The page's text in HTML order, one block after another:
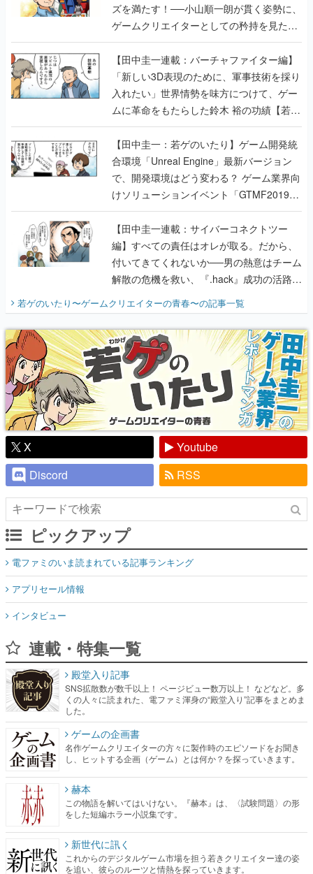
ズを満たす！──小山順一朗が貫く姿勢に、
ゲームクリエイターとしての矜持を見た
【若ゲのいたり最終回】
【田中圭一連載：バーチャファイター編】
「新しい3D表現のために、軍事技術を採り
入れたい」世界情勢を味方につけて、ゲー
ムに革命をもたらした鈴木 裕の功績【若ゲ
のいたり】
【田中圭一：若ゲのいたり】ゲーム開発統
合環境「Unreal Engine」最新バージョン
で、開発環境はどう変わる？ ゲーム業界向
けソリューションイベント「GTMF2019」
に行って、より理解を深めよう【PR】
【田中圭一連載：サイバーコネクトツー
編】すべての責任はオレが取る。だから、
付いてきてくれないか──男の熱意はチーム
解散の危機を救い、『.hack』成功の活路を
『少年ジャンプ』色だった【若ゲのいた
り】
若ゲのいたり〜ゲームクリエイターの青春〜の記事一覧
X
Youtube
Discord
RSS
ピックアップ
電ファミのいま読まれている記事ランキング
アプリセール情報
インタビュー
連載・特集一覧
殿堂入り記事
SNS拡散数が数千以上！ ページビュー数万以上！ などなど。多
くの人々に読まれた、電ファミ渾身の“殿堂入り”記事をまとめま
した。
ゲームの企画書
名作ゲームクリエイターの方々に製作時のエピソードをお聞き
し、ヒットする企画（ゲーム）とは何か？を探っていきます。
赫本
この物語を解いてはいけない。『赫本』は、〈試験問題〉の形
をした短編ホラー小説集です。
新世代に訊く
これからのデジタルゲーム市場を担う若きクリエイター達の姿
を追い、彼らのルーツと情熱を探っていきます。